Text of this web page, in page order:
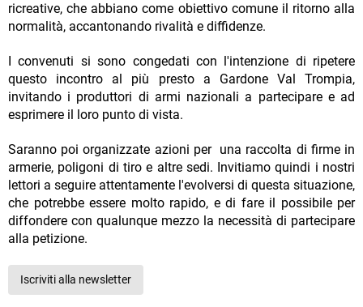
ricreative, che abbiano come obiettivo comune il ritorno alla
normalità, accantonando rivalità e diffidenze.
I convenuti si sono congedati con l'intenzione di ripetere
questo incontro al più presto a Gardone Val Trompia,
invitando i produttori di armi nazionali a partecipare e ad
esprimere il loro punto di vista.
Saranno poi organizzate azioni per una raccolta di firme in
armerie, poligoni di tiro e altre sedi. Invitiamo quindi i nostri
lettori a seguire attentamente l'evolversi di questa situazione,
che potrebbe essere molto rapido, e di fare il possibile per
diffondere con qualunque mezzo la necessità di partecipare
alla petizione.
Iscriviti alla newsletter